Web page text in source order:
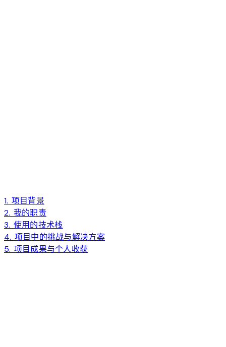
1. 项目背景
2. 我的职责
3. 使用的技术栈
4. 项目中的挑战与解决方案
5. 项目成果与个人收获